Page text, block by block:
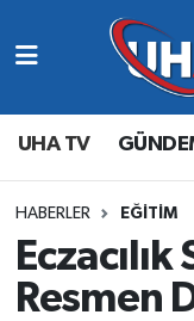
UHA TV
HABERLER EĞİTİM
Eczacılık
Resmen
Abone Ol
Gündem
Ekonomi
Magazin
Nöbetçi
Hava Durumu
Namaz
Trafik